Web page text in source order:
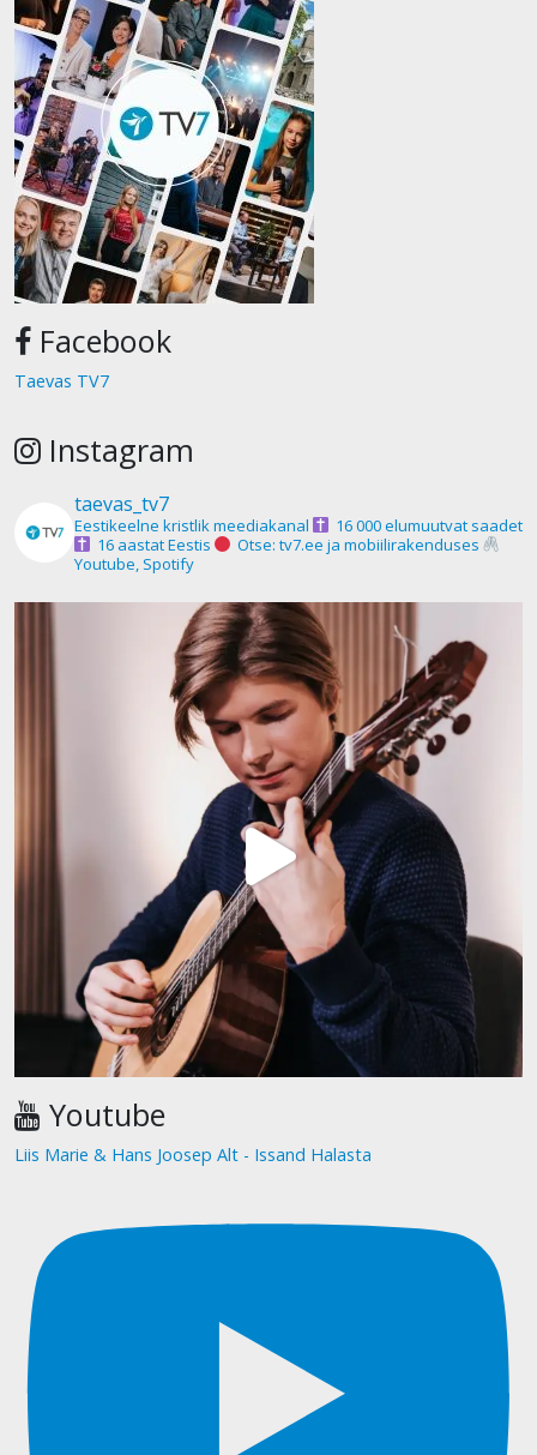
Facebook
Taevas TV7
Instagram
taevas_tv7
Eestikeelne kristlik meediakanal
16 000 elumuutvat saadet
16 aastat Eestis
Otse: tv7.ee ja mobiilirakenduses
Youtube, Spotify
Youtube
Liis Marie & Hans Joosep Alt - Issand Halasta